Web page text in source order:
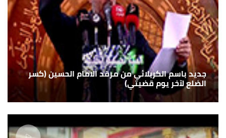
جديد باسم الكربلائي من مرقد الامام الحسين (كسر
الضلع لآخر يوم قضيتي)